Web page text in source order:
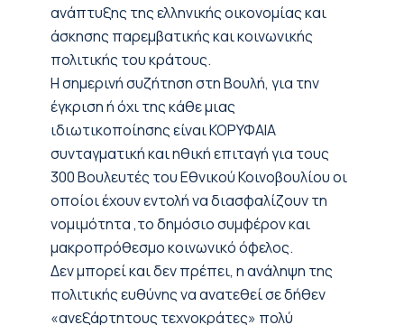
ανάπτυξης της ελληνικής οικονομίας και
άσκησης παρεμβατικής και κοινωνικής
πολιτικής του κράτους.
Η σημερινή συζήτηση στη Βουλή, για την
έγκριση ή όχι της κάθε μιας
ιδιωτικοποίησης είναι ΚΟΡΥΦΑΙΑ
συνταγματική και ηθική επιταγή για τους
300 Βουλευτές του Εθνικού Κοινοβουλίου οι
οποίοι έχουν εντολή να διασφαλίζουν τη
νομιμότητα ,το δημόσιο συμφέρον και
μακροπρόθεσμο κοινωνικό όφελος.
Δεν μπορεί και δεν πρέπει, η ανάληψη της
πολιτικής ευθύνης να ανατεθεί σε δήθεν
«ανεξάρτητους τεχνοκράτες» πολύ